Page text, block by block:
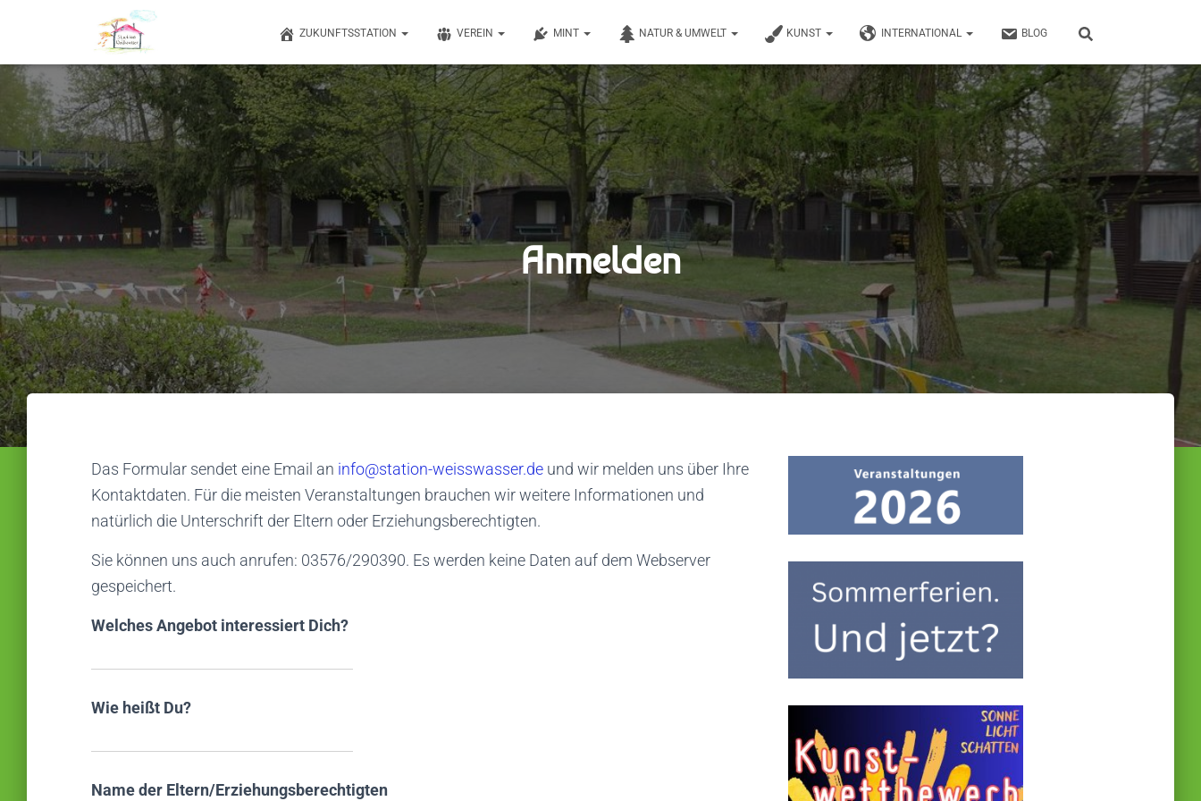
ZUKUNFTSSTATION VEREIN MINT NATUR & UMWELT KUNST INTERNATIONAL BLOG
Anmelden
Das Formular sendet eine Email an info@station-weisswasser.de und wir melden uns über Ihre
Kontaktdaten. Für die meisten Veranstaltungen brauchen wir weitere Informationen und
natürlich die Unterschrift der Eltern oder Erziehungsberechtigten.
Sie können uns auch anrufen: 03576/290390. Es werden keine Daten auf dem Webserver
gespeichert.
Welches Angebot interessiert Dich?
Wie heißt Du?
Name der Eltern/Erziehungsberechtigten